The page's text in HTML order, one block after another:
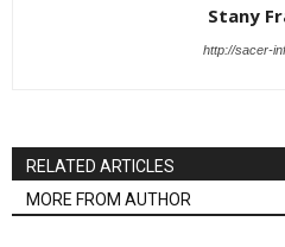
Stany
http://sacer-
RELATED ARTICLES
MORE FROM AUTHOR